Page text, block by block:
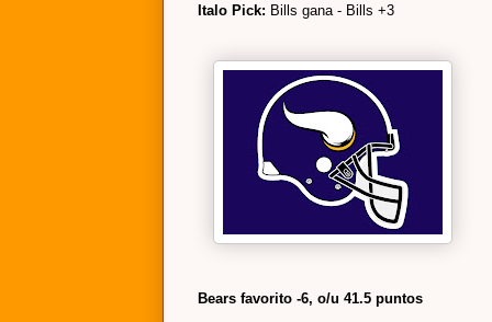
Italo Pick: Bills gana - Bills +3
Bears favorito -6, o/u 41.5 puntos